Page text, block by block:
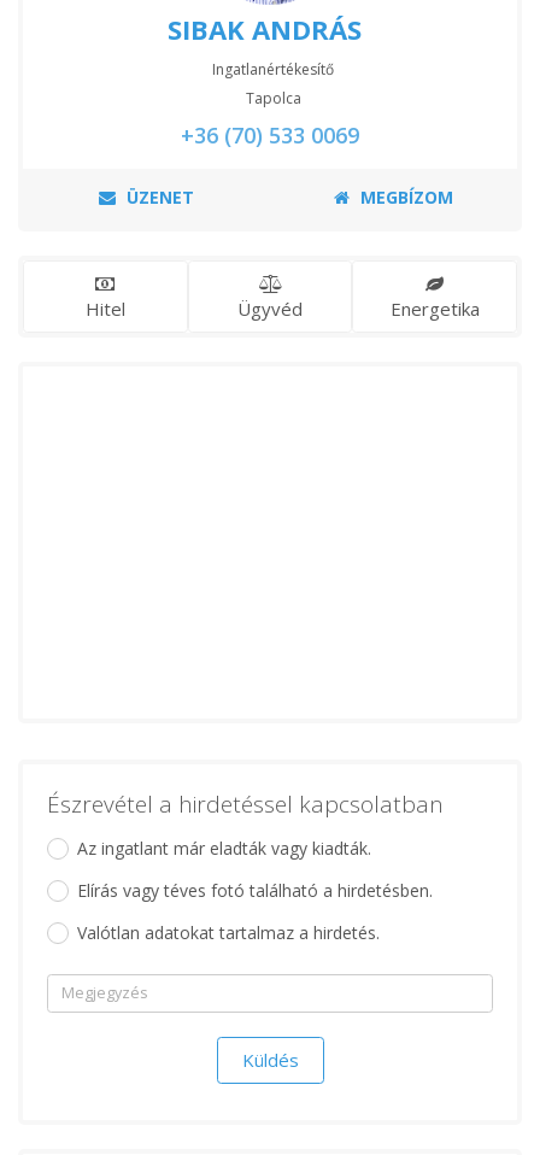
SIBAK ANDRÁS
Ingatlanértékesítő
Tapolca
+36 (70) 533 0069
ÜZENET MEGBÍZOM
Hitel Ügyvéd Energetika
Észrevétel a hirdetéssel kapcsolatban
Az ingatlant már eladták vagy kiadták.
Elírás vagy téves fotó található a hirdetésben.
Valótlan adatokat tartalmaz a hirdetés.